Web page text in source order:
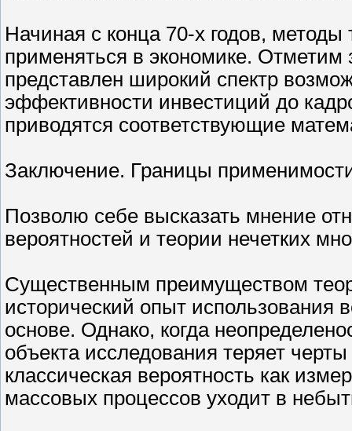
Начиная с конца 70-х годов,
применяться в экономике.
представлен широкий спектр
эффективности инвестиций до
приводятся соответствующие
Заключение. Границы
Позволю себе высказать мнение
вероятностей и теории нечетких
Существенным преимуществом
исторический опыт использования
основе. Однако, когда
объекта исследования теряет
классическая вероятность как
массовых процессов уходит в